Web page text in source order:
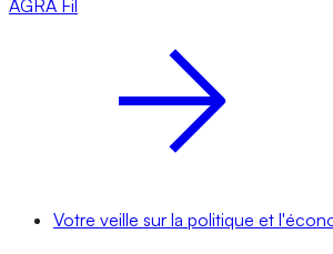
AGRA Fil
Votre veille sur la politique et